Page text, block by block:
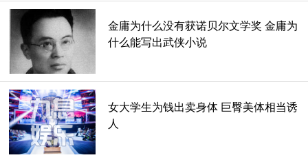
金庸为什么没有获诺贝尔文学奖 金庸为
什么能写出武侠小说
女大学生为钱出卖身体 巨臀美体相当诱
人